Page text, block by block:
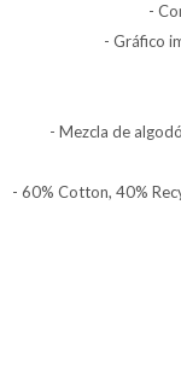
-
- Gráfico
- Mezcla de
- 60% Cotton, 40%